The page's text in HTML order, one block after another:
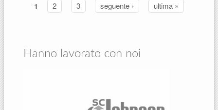
1 2 3 seguente › ultima »
Hanno lavorato con noi